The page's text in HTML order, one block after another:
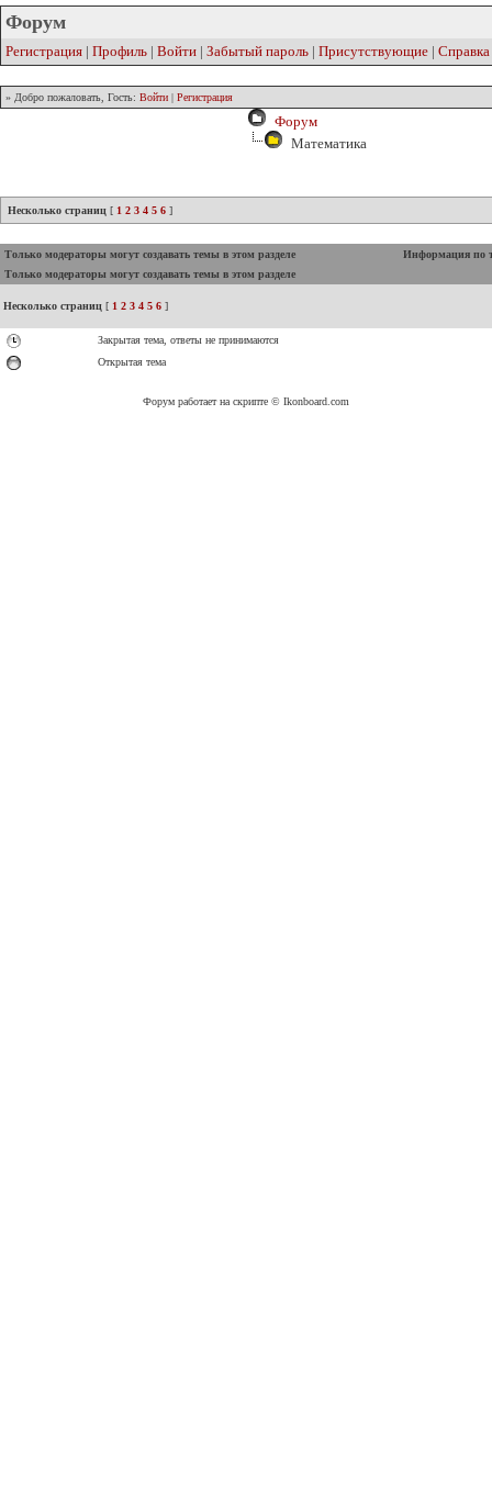
Форум
Регистрация | Профиль | Войти | Забытый пароль | Присутствующие | Справка
» Добро пожаловать, Гость: Войти | Регистрация
Форум
Математика
Несколько страниц [ 1 2 3 4 5 6 ]
Только модераторы могут создавать темы в этом разделе
Информация по
Только модераторы могут создавать темы в этом разделе
Несколько страниц [ 1 2 3 4 5 6 ]
Закрытая тема, ответы не принимаются
Открытая тема
Форум работает на скрипте © Ikonboard.com